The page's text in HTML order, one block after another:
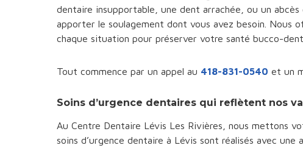
dentaire insupportable, une dent arrachée, ou un
apporter le soulagement dont vous avez besoin. Nous
chaque situation pour préserver votre santé bucco-
Tout commence par un appel au 418-831-0540 et un
Soins d’urgence dentaires qui reflètent nos
Au Centre Dentaire Lévis Les Rivières, nous mettons
soins d’urgence dentaire à Lévis sont réalisés avec